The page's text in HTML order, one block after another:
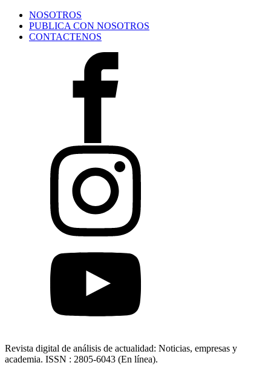
NOSOTROS
PUBLICA CON NOSOTROS
CONTACTENOS
Revista digital de análisis de actualidad: Noticias, empresas y
academia. ISSN : 2805-6043 (En línea).